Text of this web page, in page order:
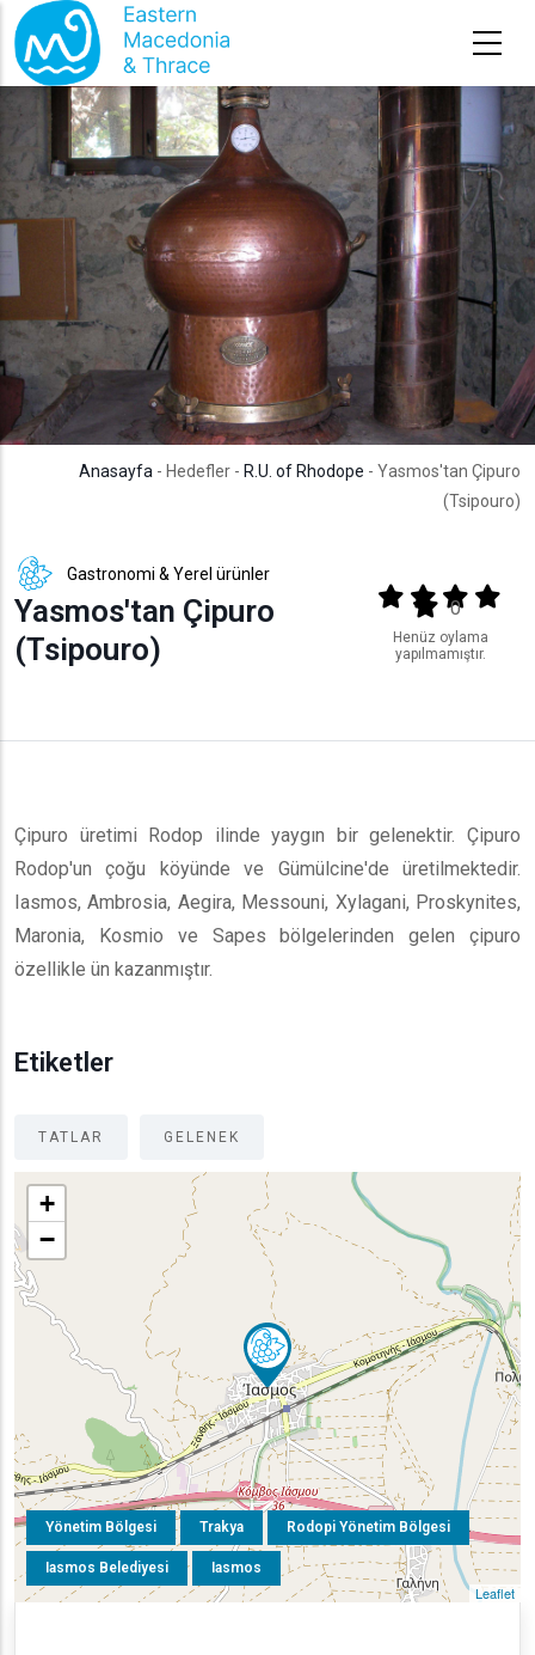
Ana içeriğe atla
Anasayfa - Hedefler - R.U. of Rhodope - Yasmos'tan Çipuro
(Tsipouro)
Gastronomi & Yerel ürünler
Yasmos'tan Çipuro
(Tsipouro)
Output format
(star)(star)(star)
(star)
0
Henüz oylama
yapılmamıştır.
Çipuro üretimi Rodop ilinde yaygın bir gelenektir. Çipuro
Rodop'un çoğu köyünde ve Gümülcine'de üretilmektedir.
Iasmos, Ambrosia, Aegira, Messouni, Xylagani, Proskynites,
Maronia, Kosmio ve Sapes bölgelerinden gelen çipuro
özellikle ün kazanmıştır.
Etiketler
TATLAR GELENEK
Yönetim Bölgesi Trakya Rodopi Yönetim Bölgesi
Iasmos Belediyesi Iasmos
+
−
Leaflet